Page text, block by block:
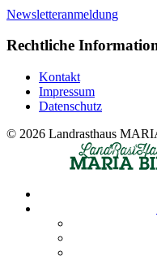
Newsletteranmeldung
Rechtliche
Kontakt
Impressum
Datenschutz
© 2026 Landrasthaus